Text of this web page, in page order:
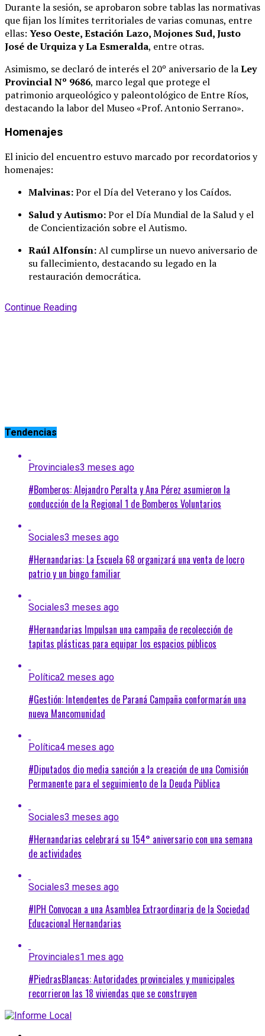
Durante la sesión, se aprobaron sobre tablas las normativas
que fijan los límites territoriales de varias comunas, entre
ellas: Yeso Oeste, Estación Lazo, Mojones Sud, Justo
José de Urquiza y La Esmeralda, entre otras.
Asimismo, se declaró de interés el 20º aniversario de laLey
Provincial Nº 9686, marco legal que protege el
patrimonio arqueológico y paleontológico de Entre Ríos,
destacando la labor del Museo «Prof. Antonio Serrano».
Homenajes
El inicio del encuentro estuvo marcado por recordatorios y
homenajes:
Malvinas:Por el Día del Veterano y los Caídos.
Salud y Autismo:Por el Día Mundial de la Salud y el
de Concientización sobre el Autismo.
Raúl Alfonsín:Al cumplirse un nuevo aniversario de
su fallecimiento, destacando su legado en la
restauración democrática.
Continue Reading
Tendencias
Provinciales3 meses ago
#Bomberos: Alejandro Peralta y Ana Pérez asumieron la
conducción de la Regional 1 de Bomberos Voluntarios
Sociales3 meses ago
#Hernandarias: La Escuela 68 organizará una venta de locro
patrio y un bingo familiar
Sociales3 meses ago
#Hernandarias Impulsan una campaña de recolección de
tapitas plásticas para equipar los espacios públicos
Política2 meses ago
#Gestión: Intendentes de Paraná Campaña conformarán una
nueva Mancomunidad
Política4 meses ago
#Diputados dio media sanción a la creación de una Comisión
Permanente para el seguimiento de la Deuda Pública
Sociales3 meses ago
#Hernandarias celebrará su 154° aniversario con una semana
de actividades
Sociales3 meses ago
#IPH Convocan a una Asamblea Extraordinaria de la Sociedad
Educacional Hernandarias
Provinciales1 mes ago
#PiedrasBlancas: Autoridades provinciales y municipales
recorrieron las 18 viviendas que se construyen